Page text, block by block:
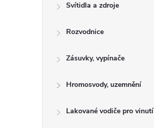
Svítidla a zdroje
Rozvodnice
Zásuvky, vypínače
Hromosvody, uzemnění
Lakované vodiče pro vinutí